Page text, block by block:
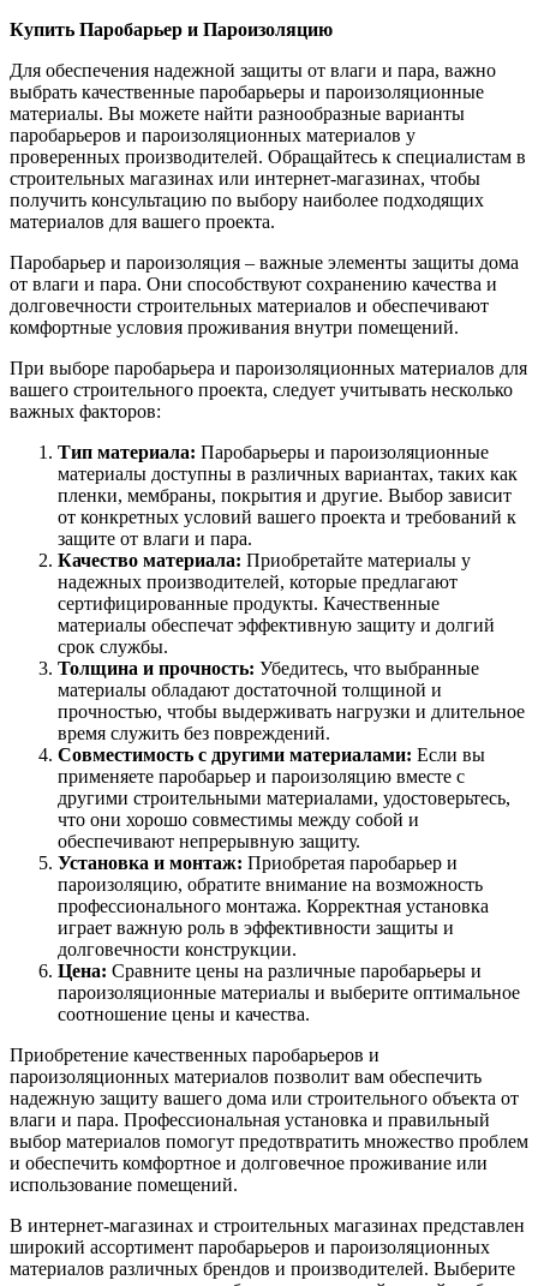
Купить Паробарьер и Пароизоляцию
Для обеспечения надежной защиты от влаги и пара, важно
выбрать качественные паробарьеры и пароизоляционные
материалы. Вы можете найти разнообразные варианты
паробарьеров и пароизоляционных материалов у
проверенных производителей. Обращайтесь к специалистам в
строительных магазинах или интернет-магазинах, чтобы
получить консультацию по выбору наиболее подходящих
материалов для вашего проекта.
Паробарьер и пароизоляция – важные элементы защиты дома
от влаги и пара. Они способствуют сохранению качества и
долговечности строительных материалов и обеспечивают
комфортные условия проживания внутри помещений.
При выборе паробарьера и пароизоляционных материалов для
вашего строительного проекта, следует учитывать несколько
важных факторов:
Тип материала: Паробарьеры и пароизоляционные
материалы доступны в различных вариантах, таких как
пленки, мембраны, покрытия и другие. Выбор зависит
от конкретных условий вашего проекта и требований к
защите от влаги и пара.
Качество материала: Приобретайте материалы у
надежных производителей, которые предлагают
сертифицированные продукты. Качественные
материалы обеспечат эффективную защиту и долгий
срок службы.
Толщина и прочность: Убедитесь, что выбранные
материалы обладают достаточной толщиной и
прочностью, чтобы выдерживать нагрузки и длительное
время служить без повреждений.
Совместимость с другими материалами: Если вы
применяете паробарьер и пароизоляцию вместе с
другими строительными материалами, удостоверьтесь,
что они хорошо совместимы между собой и
обеспечивают непрерывную защиту.
Установка и монтаж: Приобретая паробарьер и
пароизоляцию, обратите внимание на возможность
профессионального монтажа. Корректная установка
играет важную роль в эффективности защиты и
долговечности конструкции.
Цена: Сравните цены на различные паробарьеры и
пароизоляционные материалы и выберите оптимальное
соотношение цены и качества.
Приобретение качественных паробарьеров и
пароизоляционных материалов позволит вам обеспечить
надежную защиту вашего дома или строительного объекта от
влаги и пара. Профессиональная установка и правильный
выбор материалов помогут предотвратить множество проблем
и обеспечить комфортное и долговечное проживание или
использование помещений.
В интернет-магазинах и строительных магазинах представлен
широкий ассортимент паробарьеров и пароизоляционных
материалов различных брендов и производителей. Выберите